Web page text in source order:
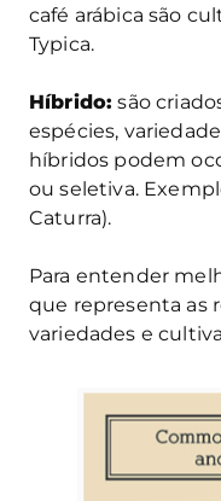
café arábica são
Typica.
Híbrido: são
espécies,
híbridos podem
ou seletiva.
Caturra).
Para entender
que representa as
variedades e